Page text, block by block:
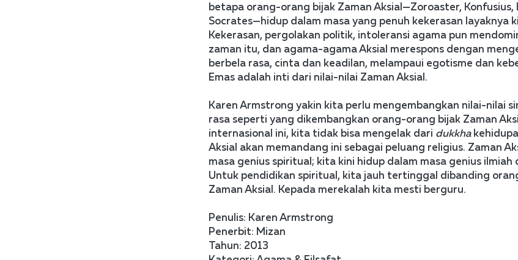
betapa orang-orang bijak Zaman Aksial—Zoroaster, Konfusius,
Socrates—hidup dalam masa yang penuh kekerasan layaknya
Kekerasan, pergolakan politik, intoleransi agama pun
zaman itu, dan agama-agama Aksial merespons dengan
berbela rasa, cinta dan keadilan, melampaui egotisme dan
Emas adalah inti dari nilai-nilai Zaman Aksial.
Karen Armstrong yakin kita perlu mengembangkan nilai-nilai
rasa seperti yang dikembangkan orang-orang bijak Zaman
internasional ini, kita tidak bisa mengelak dari dukkha
Aksial akan memandang ini sebagai peluang religius. Zaman
masa genius spiritual; kita kini hidup dalam masa genius ilmiah
Untuk pendidikan spiritual, kita jauh tertinggal dibanding
Zaman Aksial. Kepada merekalah kita mesti berguru.
Penulis: Karen Armstrong
Penerbit: Mizan
Tahun: 2013